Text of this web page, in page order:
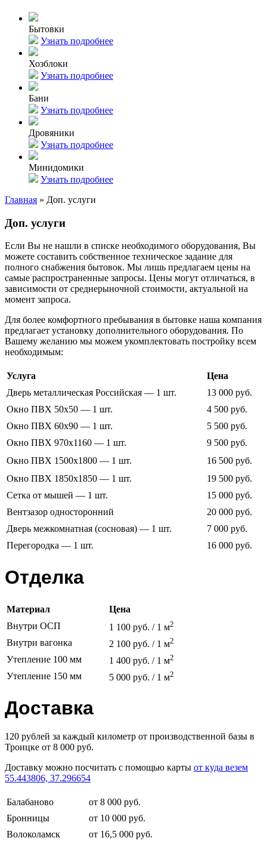
Бытовки
Узнать подробнее
Хозблоки
Узнать подробнее
Бани
Узнать подробнее
Дровяники
Узнать подробнее
Минидомики
Узнать подробнее
Главная » Доп. услуги
Доп. услуги
Если Вы не нашли в списке необходимого оборудования, Вы
можете составить собственное техническое задание для
полного снабжения бытовок. Мы лишь предлагаем цены на
самые распространенные запросы. Цены могут отличаться, в
зависимости от среднерыночной стоимости, актуальной на
момент запроса.
Для более комфортного пребывания в бытовке наша компания
предлагает установку дополнительного оборудования. По
Вашему желанию мы можем укомплектовать постройку всем
необходимым:
Услуга
Цена
Дверь металлическая Российская — 1 шт.
13 000 руб.
Окно ПВХ 50х50 — 1 шт.
4 500 руб.
Окно ПВХ 60х90 — 1 шт.
5 500 руб.
Окно ПВХ 970х1160 — 1 шт.
9 500 руб.
Окно ПВХ 1500х1800 — 1 шт.
16 500 руб.
Окно ПВХ 1850х1850 — 1 шт.
19 500 руб.
Сетка от мышей — 1 шт.
15 000 руб.
Вентзазор односторонний
20 000 руб.
Дверь межкомнатная (сосновая) — 1 шт.
7 000 руб.
Перегородка — 1 шт.
16 000 руб.
Отделка
Материал
Цена
Внутри ОСП
1 100 руб. / 1 м2
Внутри вагонка 2 100 руб. / 1 м2
Утепление 100 мм 1 400 руб. / 1 м2
Утепление 150 мм 5 000 руб. / 1 м2
Доставка
120 рублей за каждый километр от производственной базы в
Троицке от 8 000 руб.
Доставку можно посчитать с помощью карты от куда везем
55.443806, 37.296654
Балабаново
от 8 000 руб.
Бронницы
от 10 000 руб.
Волоколамск
от 16,5 000 руб.